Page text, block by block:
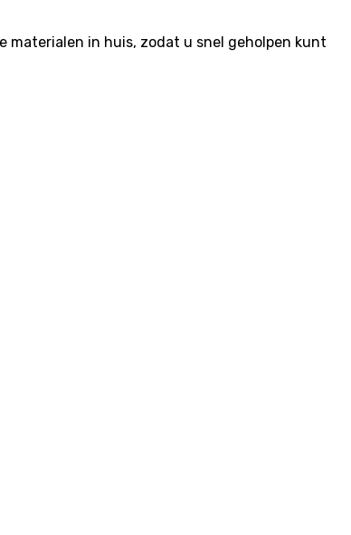
materialen in huis, zodat u snel geholpen kunt